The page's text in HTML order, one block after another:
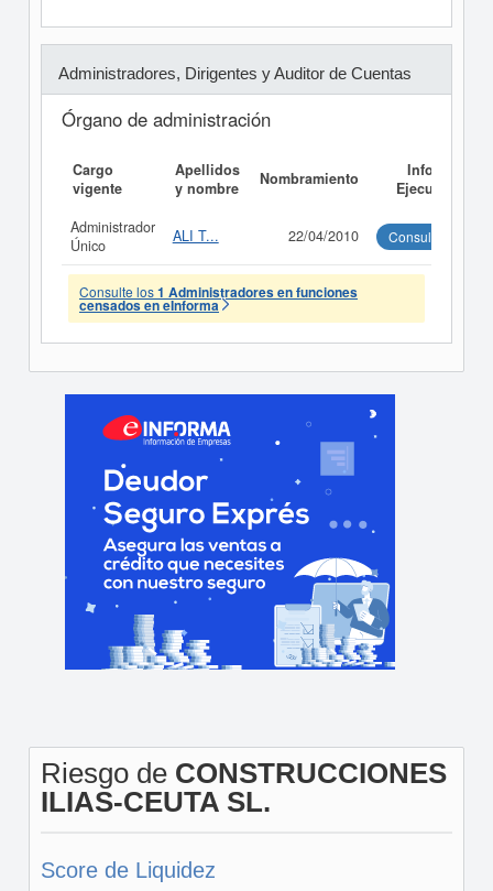
Administradores, Dirigentes y Auditor de Cuentas
Órgano de administración
Cargo
vigente
Apellidos
y nombre
Nombramiento
Informe
Ejecutivo
Administrador
Único
ALI T... 22/04/2010 Consultar
Consulte los1 Administradores en funciones
censados en eInforma
Riesgo de CONSTRUCCIONES
ILIAS-CEUTA SL.
Score de Liquidez